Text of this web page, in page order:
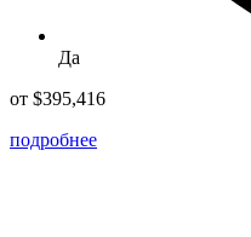
Да
от $395,416
подробнее